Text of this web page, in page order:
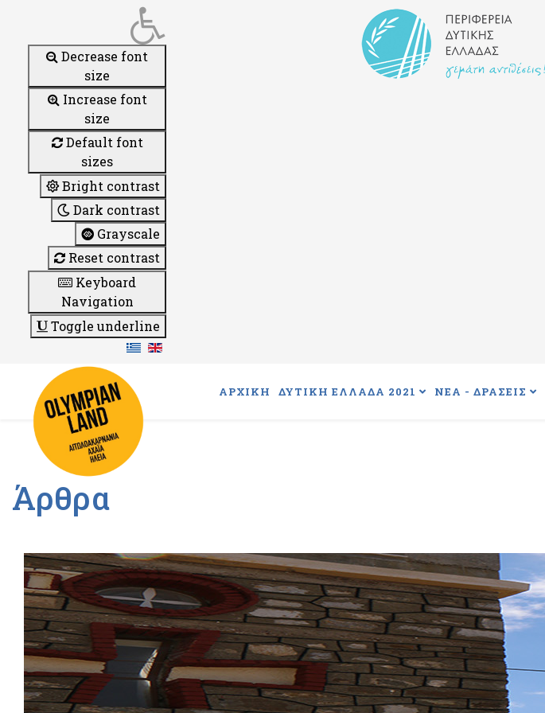
Decrease font
size
Increase font
size
Default font
sizes
Bright contrast
Dark contrast
Grayscale
Reset contrast
Keyboard
Navigation
Toggle underline
ΑΡΧΙΚΗ ΔΥΤΙΚΗ ΕΛΛΑΔΑ 2021 ΝΕΑ - ΔΡΑΣΕΙΣ
Άρθρα